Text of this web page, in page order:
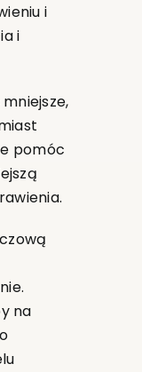
i
i
pomóc
na